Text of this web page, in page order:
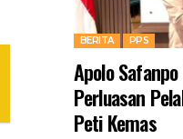
BERITA PPS
Apolo
Perluasan
Peti Kemas